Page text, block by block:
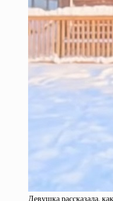
Девушка рассказала,